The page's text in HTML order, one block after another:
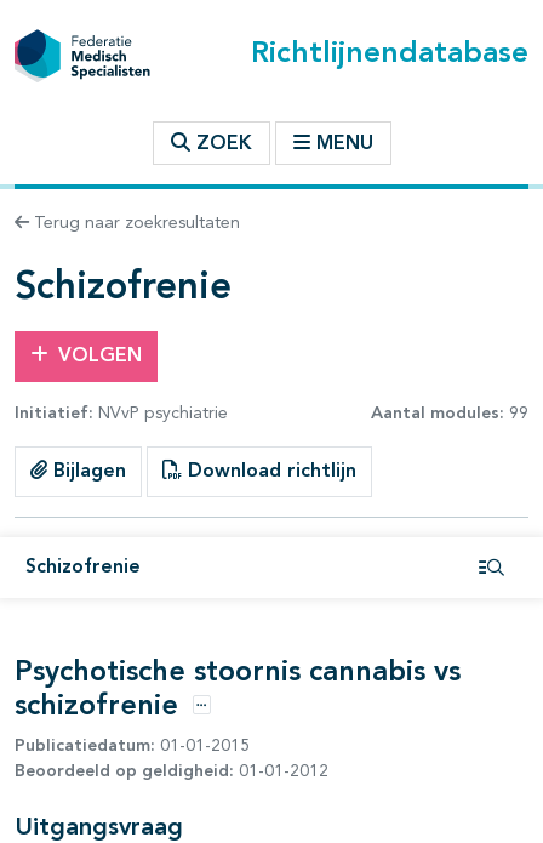
Richtlijnendatabase
ZOEK MENU
Terug naar zoekresultaten
Schizofrenie
VOLGEN
Initiatief: NVvP psychiatrie Aantal modules: 99
Bijlagen Download richtlijn
Schizofrenie
binnen deze richtlijn
open- en dichtklappen
open- en dichtklappen
Psychotische stoornis cannabis vs
schizofrenie
Opties
Publicatiedatum: 01-01-2015
Beoordeeld op geldigheid: 01-01-2012
Uitgangsvraag